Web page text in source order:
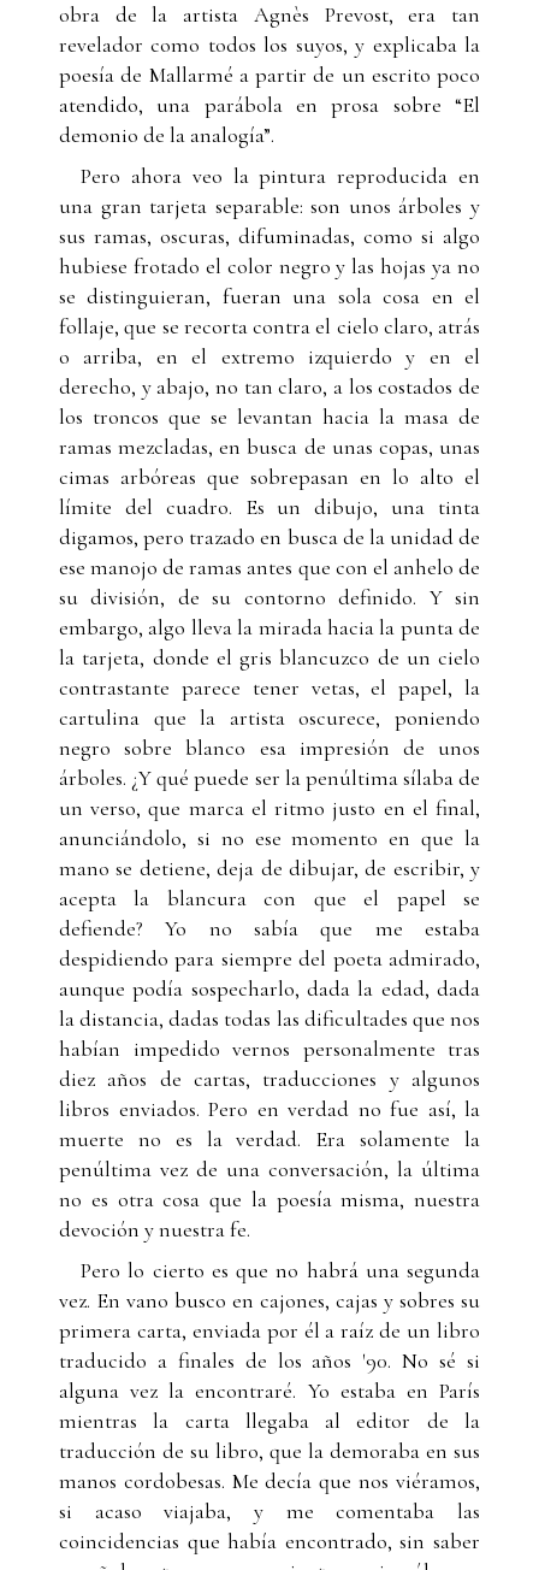
obra de la artista Agnès Prevost, era tan
revelador como todos los suyos, y explicaba la
poesía de Mallarmé a partir de un escrito poco
atendido, una parábola en prosa sobre “El
demonio de la analogía”.
Pero ahora veo la pintura reproducida en
una gran tarjeta separable: son unos árboles y
sus ramas, oscuras, difuminadas, como si algo
hubiese frotado el color negro y las hojas ya no
se distinguieran, fueran una sola cosa en el
follaje, que se recorta contra el cielo claro, atrás
o arriba, en el extremo izquierdo y en el
derecho, y abajo, no tan claro, a los costados de
los troncos que se levantan hacia la masa de
ramas mezcladas, en busca de unas copas, unas
cimas arbóreas que sobrepasan en lo alto el
límite del cuadro. Es un dibujo, una tinta
digamos, pero trazado en busca de la unidad de
ese manojo de ramas antes que con el anhelo de
su división, de su contorno definido. Y sin
embargo, algo lleva la mirada hacia la punta de
la tarjeta, donde el gris blancuzco de un cielo
contrastante parece tener vetas, el papel, la
cartulina que la artista oscurece, poniendo
negro sobre blanco esa impresión de unos
árboles. ¿Y qué puede ser la penúltima sílaba de
un verso, que marca el ritmo justo en el final,
anunciándolo, si no ese momento en que la
mano se detiene, deja de dibujar, de escribir, y
acepta la blancura con que el papel se
defiende? Yo no sabía que me estaba
despidiendo para siempre del poeta admirado,
aunque podía sospecharlo, dada la edad, dada
la distancia, dadas todas las dificultades que nos
habían impedido vernos personalmente tras
diez años de cartas, traducciones y algunos
libros enviados. Pero en verdad no fue así, la
muerte no es la verdad. Era solamente la
penúltima vez de una conversación, la última
no es otra cosa que la poesía misma, nuestra
devoción y nuestra fe.
Pero lo cierto es que no habrá una segunda
vez. En vano busco en cajones, cajas y sobres su
primera carta, enviada por él a raíz de un libro
traducido a finales de los años '90. No sé si
alguna vez la encontraré. Yo estaba en París
mientras la carta llegaba al editor de la
traducción de su libro, que la demoraba en sus
manos cordobesas. Me decía que nos viéramos,
si acaso viajaba, y me comentaba las
coincidencias que había encontrado, sin saber